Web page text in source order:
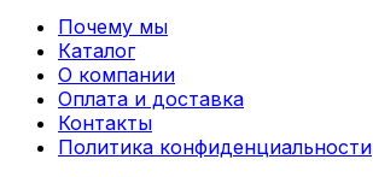
Почему мы
Каталог
О компании
Оплата и доставка
Контакты
Политика конфиденциальности